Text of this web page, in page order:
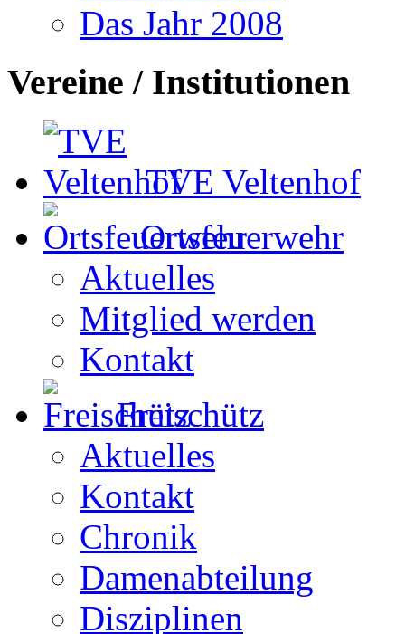
Das Jahr 2008
Vereine / Institutionen
TVE Veltenhof
Ortsfeuerwehr
Aktuelles
Mitglied werden
Kontakt
Freischütz
Aktuelles
Kontakt
Chronik
Damenabteilung
Disziplinen